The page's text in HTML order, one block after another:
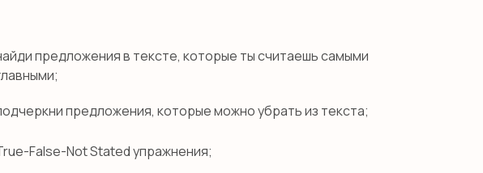
предложения в тексте, которые ты считаешь самыми
предложения, которые можно убрать из текста;
False-Not Stated упражнения;